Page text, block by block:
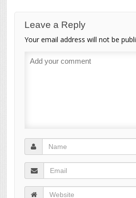
Leave a Reply
Your email address will not be